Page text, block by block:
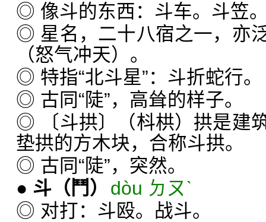
◎ 像斗的东西：斗车。斗笠
◎ 星名，二十八宿之一，亦
（怒气冲天）。
◎ 特指“北斗星”：斗折蛇行。
◎ 古同“陡”，高耸的样子。
◎ 〔斗拱〕（枓栱）拱是建
垫拱的方木块，合称斗拱。
◎ 古同“陡”，突然。
● 斗 （鬥）
dòu ㄉㄡˋ
◎ 对打：斗殴。战斗。